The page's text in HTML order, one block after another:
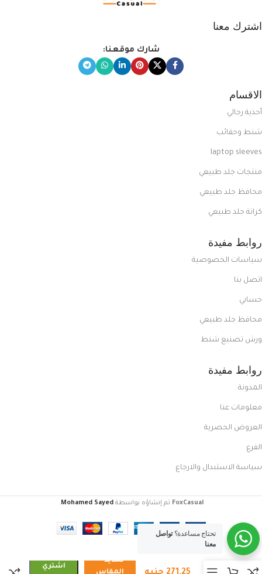
اشترك معنا
شارك موقعنا:
الاقسام
أحذية رجالي
شنط وحقائب
laptop sleeves
منتجات جلد طبيعي
محافظ جلد طبيعي
كراتة جلد طبيعي
روابط مفيدة
سياسات الخصوصية
اتصل بنا
حسابي
محافظ جلد طبيعي
ورش تصنيع شنط
روابط مفيدة
المدونة
معلومات عنا
العروض الحصرية
الفرع
سياسة الاستبدال والارجاع
FoxCasual تم إنشاؤه بواسطةMohamed Sayed
.
رجالي
تحديد
اشتري
تحتاج مساعدة؟تواصل
معنا